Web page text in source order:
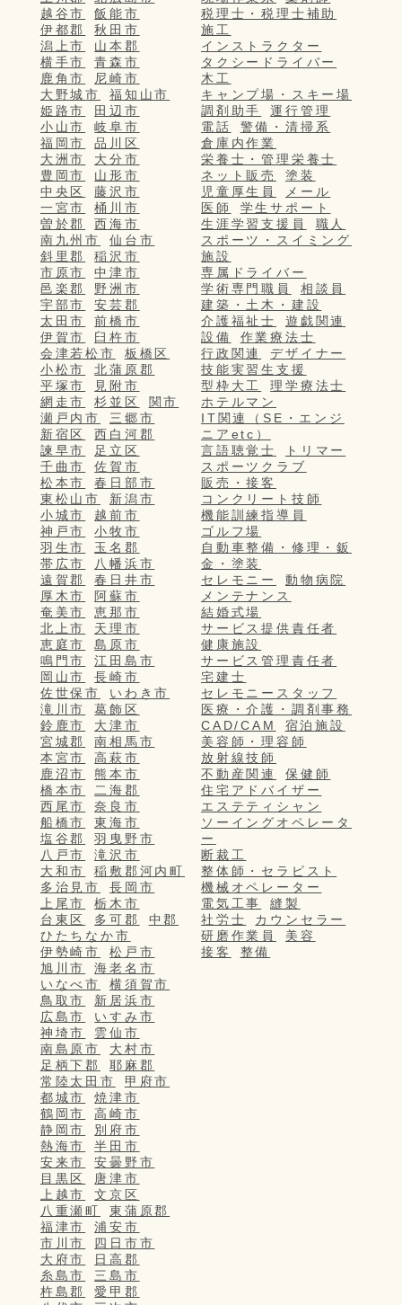
越谷市
飯能市
伊都郡
秋田市
潟上市
山本郡
横手市
青森市
鹿角市
尼崎市
大野城市
福知山市
姫路市
田辺市
小山市
岐阜市
福岡市
品川区
大洲市
大分市
豊岡市
山形市
中央区
藤沢市
一宮市
桶川市
曽於郡
西海市
南九州市
仙台市
斜里郡
稲沢市
市原市
中津市
邑楽郡
野洲市
宇部市
安芸郡
太田市
前橋市
伊賀市
臼杵市
会津若松市
板橋区
小松市
北蒲原郡
平塚市
見附市
網走市
杉並区
関市
瀬戸内市
三郷市
新宿区
西白河郡
諫早市
足立区
千曲市
佐賀市
松本市
春日部市
東松山市
新潟市
小城市
越前市
神戸市
小牧市
羽生市
玉名郡
帯広市
八幡浜市
遠賀郡
春日井市
厚木市
阿蘇市
奄美市
恵那市
北上市
天理市
恵庭市
島原市
鳴門市
江田島市
岡山市
長崎市
佐世保市
いわき市
滝川市
葛飾区
鈴鹿市
大津市
宮城郡
南相馬市
本宮市
高萩市
鹿沼市
熊本市
橋本市
二海郡
西尾市
奈良市
船橋市
東海市
塩谷郡
羽曳野市
八戸市
滝沢市
大和市
稲敷郡河内町
多治見市
長岡市
上尾市
栃木市
台東区
多可郡
中郡
ひたちなか市
伊勢崎市
松戸市
旭川市
海老名市
いなべ市
横須賀市
鳥取市
新居浜市
広島市
いすみ市
神埼市
雲仙市
南島原市
大村市
足柄下郡
耶麻郡
常陸太田市
甲府市
都城市
焼津市
鶴岡市
高崎市
静岡市
別府市
熱海市
半田市
安来市
安曇野市
目黒区
唐津市
上越市
文京区
八重瀬町
東蒲原郡
福津市
浦安市
市川市
四日市市
大府市
日高郡
糸島市
三島市
杵島郡
愛甲郡
税理士・税理士補助
施工
インストラクター
タクシードライバー
木工
キャンプ場・スキー場
調剤助手
運行管理
電話
警備・清掃系
倉庫内作業
栄養士・管理栄養士
ネット販売
塗装
児童厚生員
メール
医師
学生サポート
生涯学習支援員
職人
スポーツ・スイミング
施設
専属ドライバー
学術専門職員
相談員
建築・土木・建設
介護福祉士
遊戯関連
設備
作業療法士
行政関連
デザイナー
技能実習生支援
型枠大工
理学療法士
ホテルマン
IT関連（SE・エンジ
ニアetc）
言語聴覚士
トリマー
スポーツクラブ
販売・接客
コンクリート技師
機能訓練指導員
ゴルフ場
自動車整備・修理・鈑
金・塗装
セレモニー
動物病院
メンテナンス
結婚式場
サービス提供責任者
健康施設
サービス管理責任者
宅建士
セレモニースタッフ
医療・介護・調剤事務
CAD/CAM
宿泊施設
美容師・理容師
放射線技師
不動産関連
保健師
住宅アドバイザー
エステティシャン
ソーイングオペレータ
ー
断裁工
整体師・セラピスト
機械オペレーター
電気工事
縫製
社労士
カウンセラー
研磨作業員
美容
接客
整備